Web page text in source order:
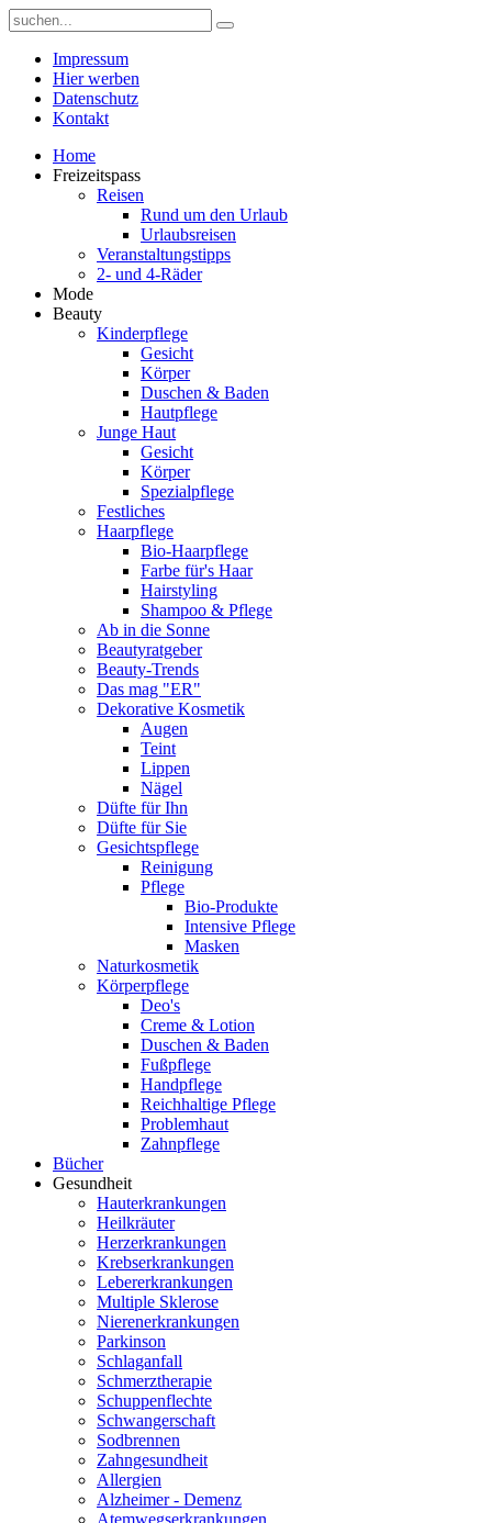
Impressum
Hier werben
Datenschutz
Kontakt
Home
Freizeitspass
Reisen
Rund um den Urlaub
Urlaubsreisen
Veranstaltungstipps
2- und 4-Räder
Mode
Beauty
Kinderpflege
Gesicht
Körper
Duschen & Baden
Hautpflege
Junge Haut
Gesicht
Körper
Spezialpflege
Festliches
Haarpflege
Bio-Haarpflege
Farbe für's Haar
Hairstyling
Shampoo & Pflege
Ab in die Sonne
Beautyratgeber
Beauty-Trends
Das mag "ER"
Dekorative Kosmetik
Augen
Teint
Lippen
Nägel
Düfte für Ihn
Düfte für Sie
Gesichtspflege
Reinigung
Pflege
Bio-Produkte
Intensive Pflege
Masken
Naturkosmetik
Körperpflege
Deo's
Creme & Lotion
Duschen & Baden
Fußpflege
Handpflege
Reichhaltige Pflege
Problemhaut
Zahnpflege
Bücher
Gesundheit
Hauterkrankungen
Heilkräuter
Herzerkrankungen
Krebserkrankungen
Lebererkrankungen
Multiple Sklerose
Nierenerkrankungen
Parkinson
Schlaganfall
Schmerztherapie
Schuppenflechte
Schwangerschaft
Sodbrennen
Zahngesundheit
Allergien
Alzheimer - Demenz
Atemwegserkrankungen